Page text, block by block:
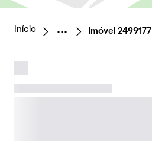
Início Imóvel 2499177